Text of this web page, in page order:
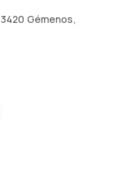
Gémenos,